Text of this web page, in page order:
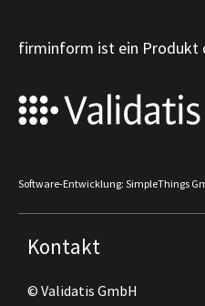
firminform ist ein Produkt
Software-Entwicklung: SimpleThings
Kontakt
© Validatis GmbH